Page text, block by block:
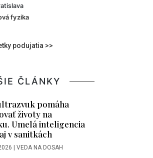
fyzika
podujatia >>
ČLÁNKY
pomáha
životy na
Umelá inteligencia
v sanitkách
| VEDA NA DOSAH